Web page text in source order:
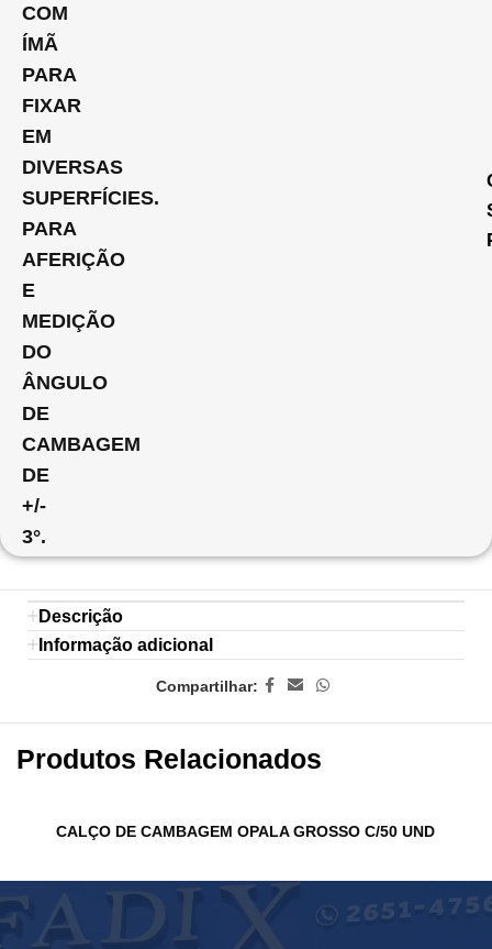
COM
ÍMÃ
PARA
FIXAR
EM
DIVERSAS
SUPERFÍCIES.
PARA
AFERIÇÃO
E
MEDIÇÃO
DO
ÂNGULO
DE
CAMBAGEM
DE
+/-
3°.
Descrição
Informação adicional
Compartilhar:
Produtos Relacionados
CALÇO DE CAMBAGEM OPALA GROSSO C/50 UND